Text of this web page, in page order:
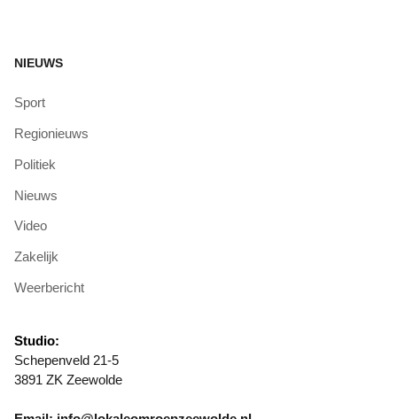
NIEUWS
Sport
Regionieuws
Politiek
Nieuws
Video
Zakelijk
Weerbericht
Studio:
Schepenveld 21-5
3891 ZK Zeewolde